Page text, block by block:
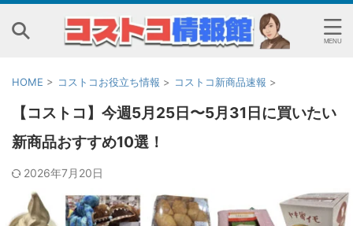
HOME > コストコお役立ち情報 > コストコ新商品速報 >
【コストコ】今週5月25日〜5月31日に買いたい
新商品おすすめ10選！
2026年7月20日